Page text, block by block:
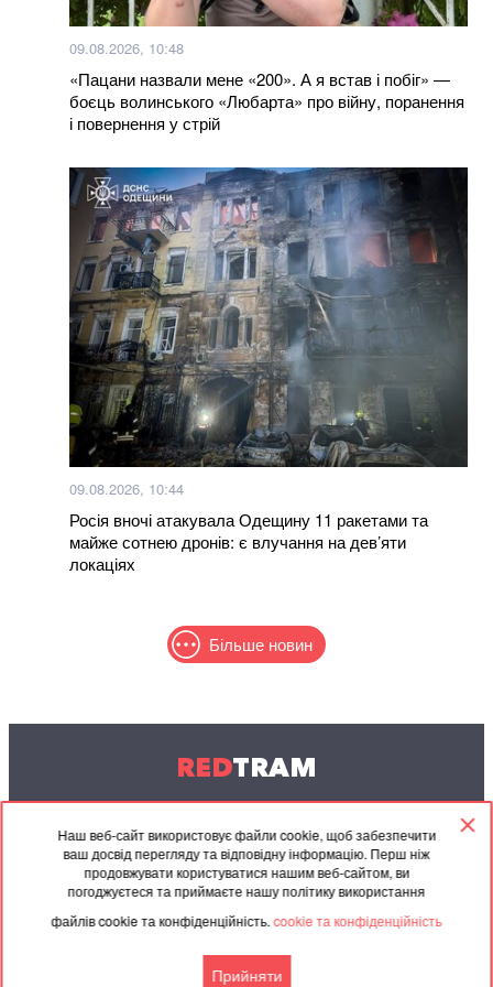
Наш веб-сайт використовує файли cookie, щоб забезпечити
ваш досвід перегляду та відповідну інформацію. Перш ніж
продовжувати користуватися нашим веб-сайтом, ви
погоджуєтеся та приймаєте нашу політику використання
файлів cookie та конфіденційність.cookie та конфіденційність
Прийняти
09.08.2026, 10:48
«Пацани назвали мене «200». А я встав і побіг» —
боєць волинського «Любарта» про війну, поранення
і повернення у стрій
09.08.2026, 10:44
Росія вночі атакувала Одещину 11 ракетами та
майже сотнею дронів: є влучання на дев’яти
локаціях
Більше новин
REDTRAM
© 2004-2026 Redtram, Ltd.
Співпраця
Партнерські
матеріали
Архів
Угода
Контакти